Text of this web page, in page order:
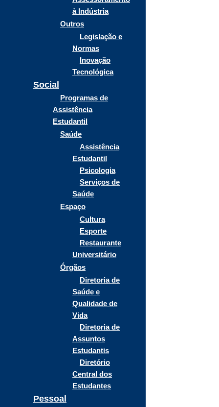
à Indústria
Outros
Legislação e
Normas
Inovação
Tecnológica
Social
Programas de
Assistência
Estudantil
Saúde
Assistência
Estudantil
Psicologia
Serviços de
Saúde
Espaço
Cultura
Esporte
Restaurante
Universitário
Órgãos
Diretoria de
Saúde e
Qualidade de
Vida
Diretoria de
Assuntos
Estudantis
Diretório
Central dos
Estudantes
Pessoal